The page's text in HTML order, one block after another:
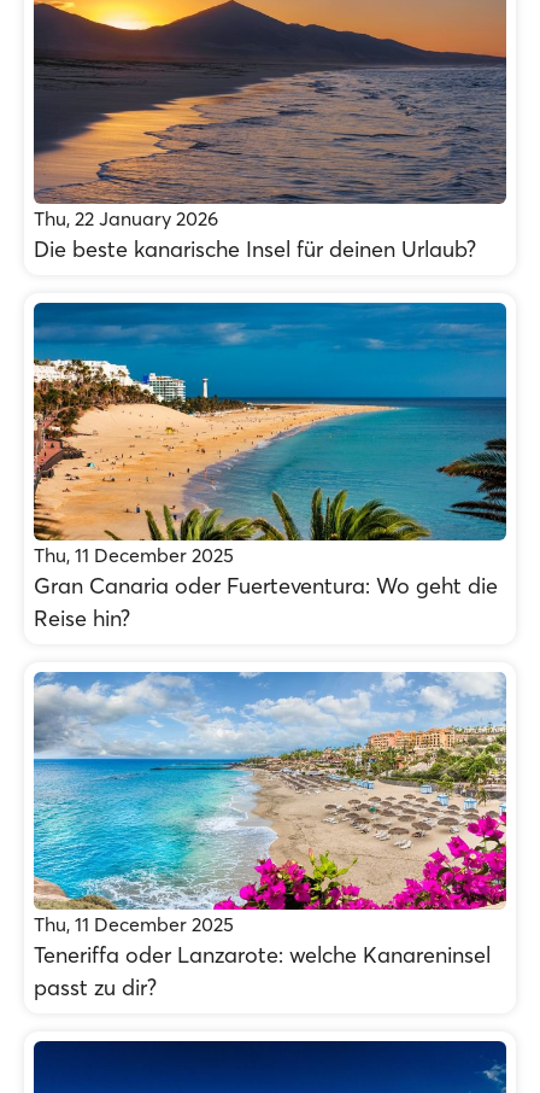
Thu, 22 January 2026
Die beste kanarische Insel für deinen Urlaub?
Thu, 11 December 2025
Gran Canaria oder Fuerteventura: Wo geht die
Reise hin?
Thu, 11 December 2025
Teneriffa oder Lanzarote: welche Kanareninsel
passt zu dir?